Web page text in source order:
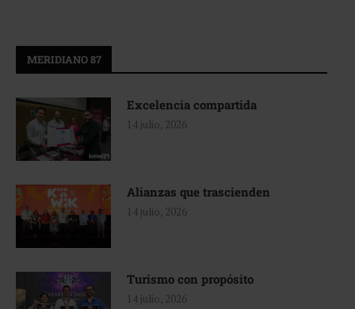
MERIDIANO 87
Excelencia compartida
14 julio, 2026
Alianzas que trascienden
14 julio, 2026
Turismo con propósito
14 julio, 2026